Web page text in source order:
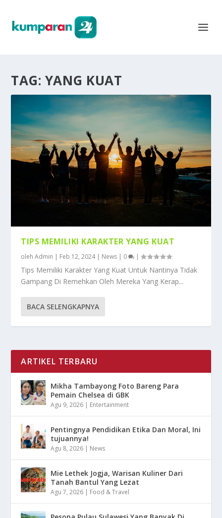
TAG: YANG KUAT
TIPS MEMILIKI KARAKTER YANG KUAT
olehAdmin | Feb 12, 2024| News | 0 |
Tips Memiliki Karakter Yang Kuat Untuk Nantinya Tidak
Gampang Di Remehkan Oleh Mereka Yang Kerap...
BACA SELENGKAPNYA
ARTIKEL TERBARU
Mikha Tambayong Foto Bareng Para
Pemain Chelsea di GBK
Agu 9, 2026 | Entertainment
Pentingnya Pendidikan Etika Dan Moral, Ini
tujuannya!
Agu 8, 2026 | News
Mie Lethek Jogja, Warisan Kuliner Dari
Tanah Bantul Yang Lezat
Agu 7, 2026 | Food & Travel